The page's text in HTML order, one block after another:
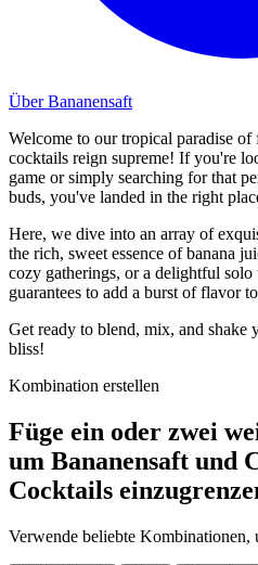
Über Bananensaft
Welcome to our tropical paradise
cocktails reign supreme! If you're
game or simply searching for that
buds, you've landed in the right
Here, we dive into an array of
the rich, sweet essence of banana
cozy gatherings, or a delightful
guarantees to add a burst of flavor
Get ready to blend, mix, and shake
bliss!
Kombination erstellen
Füge ein oder zwei
um Bananensaft und
Cocktails
Verwende beliebte